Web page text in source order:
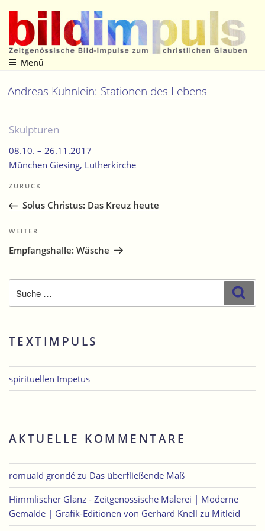
Inhalt
springen
Zeitgenössische Bild-Impulse zum christlichen Glauben
Menü
Andreas Kuhnlein: Stationen des Lebens
Skulpturen
08.10. – 26.11.2017
München Giesing, Lutherkirche
Beitragsnavigation
Vorheriger
Beitrag
ZURÜCK
Solus Christus: Das Kreuz heute
Nächster
Beitrag
WEITER
Empfangshalle: Wäsche
nach:
TEXTIMPULS
spirituellen Impetus
AKTUELLE KOMMENTARE
romuald grondé zu Das überfließende Maß
Himmlischer Glanz - Zeitgenössische Malerei | Moderne
Gemälde | Grafik-Editionen von Gerhard Knell zu Mitleid